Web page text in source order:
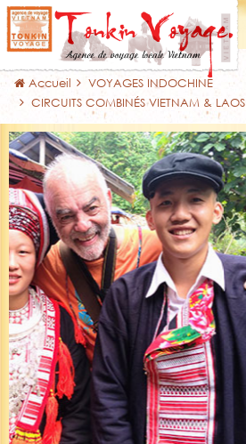
Accueil
VOYAGES INDOCHINE
CIRCUITS COMBINÉS VIETNAM & LAOS